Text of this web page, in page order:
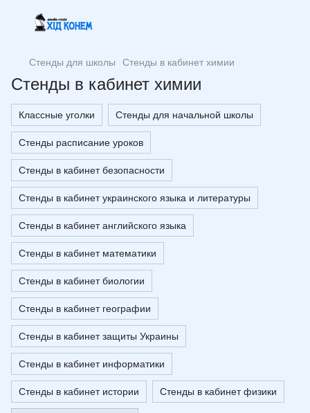
Стенды для школы Стенды в кабинет химии
Стенды в кабинет химии
Классные уголки Стенды для начальной школы
Стенды расписание уроков
Стенды в кабинет безопасности
Стенды в кабинет украинского языка и литературы
Стенды в кабинет английского языка
Стенды в кабинет математики
Стенды в кабинет биологии
Стенды в кабинет географии
Стенды в кабинет защиты Украины
Стенды в кабинет информатики
Стенды в кабинет истории Стенды в кабинет физики